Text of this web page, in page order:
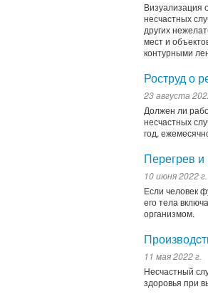
Визуализация
несчастных
других
мест и
контурными
Роструд о
23 августа
Должен ли
несчастных
год,
Перегрев и
10 июня 2022 г.
Если человек
его тела
организмом.
11 мая 2022 г.
Несчастный
здоровья при